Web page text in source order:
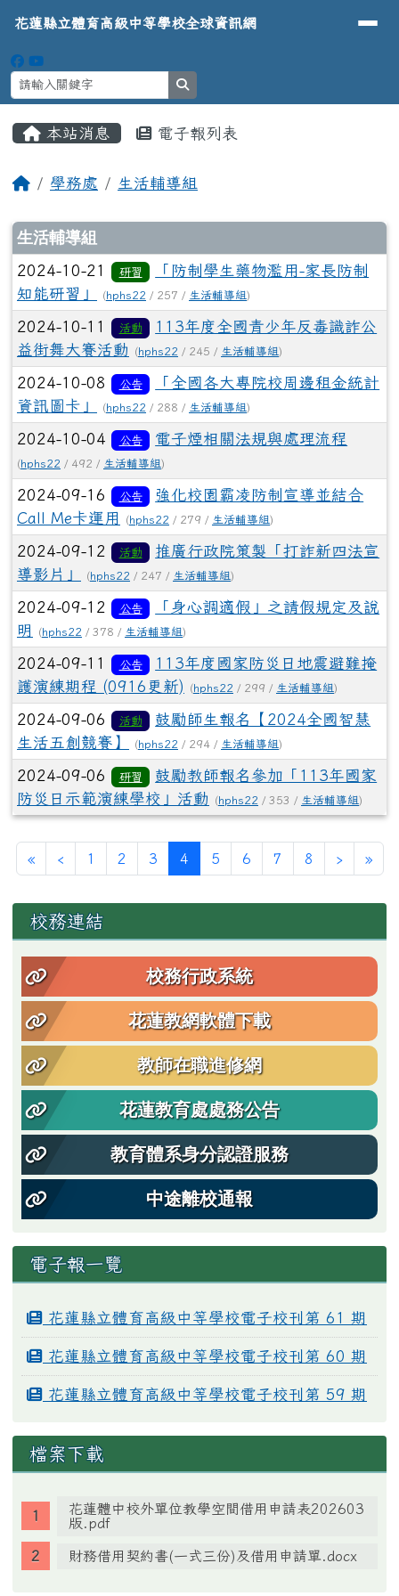
花蓮縣立體育高級中等學校全球資
導覽列
花蓮縣立體育高級中等學校全球資訊網
本站消息 電子報列表
回首頁
學務處 生活輔導組
文章列表
生活輔導組
2024-10-21 研習
「防制學生藥物濫用-家長防制
知能研習」
(hphs22 / 257 / 生活輔導組)
2024-10-11 活動
113年度全國青少年反毒識詐公
益街舞大賽活動
(hphs22 / 245 / 生活輔導組)
2024-10-08 公告
「全國各大專院校周邊租金統計
資訊圖卡」
(hphs22 / 288 / 生活輔導組)
2024-10-04 公告 電子煙相關法規與處理流程
(hphs22 / 492 / 生活輔導組)
2024-09-16 公告
強化校園霸凌防制宣導並結合
Call Me卡運用
(hphs22 / 279 / 生活輔導組)
2024-09-12 活動
推廣行政院策製「打詐新四法宣
導影片」
(hphs22 / 247 / 生活輔導組)
2024-09-12 公告
「身心調適假」之請假規定及說
明
(hphs22 / 378 / 生活輔導組)
2024-09-11 公告
113年度國家防災日地震避難掩
護演練期程 (0916更新)
(hphs22 / 299 / 生活輔導組)
2024-09-06 活動
鼓勵師生報名【2024全國智慧
生活五創競賽】
(hphs22 / 294 / 生活輔導組)
2024-09-06 研習
鼓勵教師報名參加「113年國家
防災日示範演練學校」活動
(hphs22 / 353 / 生活輔導組)
«第一頁
‹上一頁
1 2 3 4(目前頁次)
5 6 7 8 ›下一頁
»最
左邊區域內容
校務連結
校務行政系統
花蓮教網軟體下載
教師在職進修網
花蓮教育處處務公告
教育體系身分認證服務
中途離校通報
電子報一覽
花蓮縣立體育高級中等學校電子校刊第 61 期
花蓮縣立體育高級中等學校電子校刊第 60 期
花蓮縣立體育高級中等學校電子校刊第 59 期
檔案下載
花蓮體中校外單位教學空間借用申請表202603
版.pdf
財務借用契約書(一式三份)及借用申請單.docx